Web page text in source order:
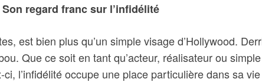
regard franc sur l’infidélité
est bien plus qu’un simple visage d’Hollywood.
Que ce soit en tant qu’acteur, réalisateur ou
l’infidélité occupe une place particulière dans sa